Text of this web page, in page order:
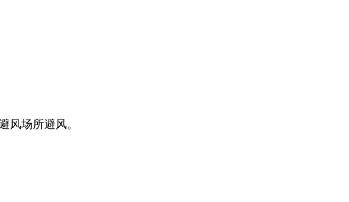
场所避风。